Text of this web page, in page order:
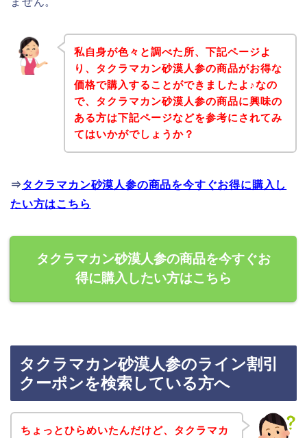
私自身が色々と調べた所、下記ページよ
り、タクラマカン砂漠人参の商品がお得な
価格で購入することができましたよ♪なの
で、タクラマカン砂漠人参の商品に興味の
ある方は下記ページなどを参考にされてみ
てはいかがでしょうか？
⇒タクラマカン砂漠人参の商品を今すぐお得に購入し
たい方はこちら
タクラマカン砂漠人参の商品を今すぐお
得に購入したい方はこちら
タクラマカン砂漠人参のライン割引
クーポンを検索している方へ
ちょっとひらめいたんだけど、タクラマカ